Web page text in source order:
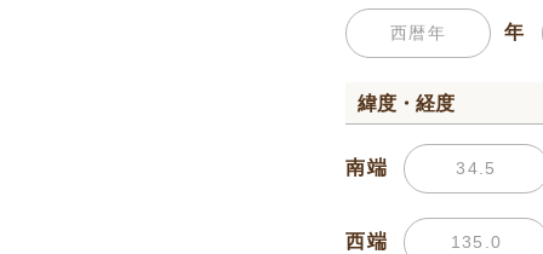
年
緯度・経度
南端
西端